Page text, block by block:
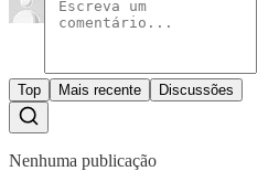
Top Mais recente Discussões
Nenhuma publicação